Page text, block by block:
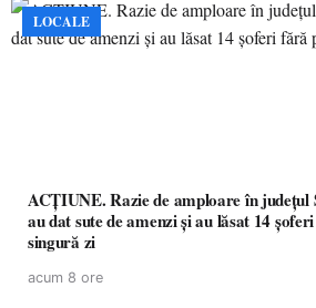
LOCALE
ACȚIUNE. Razie de amploare în
au dat sute de amenzi și au lăsat 14
singură zi
acum 8 ore